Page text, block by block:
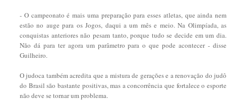
- O campeonato é mais uma preparação para esses atletas, que ainda nem
estão no auge para os Jogos, daqui a um mês e meio. Na Olimpíada, as
conquistas anteriores não pesam tanto, porque tudo se decide em um dia.
Não dá para ter agora um parâmetro para o que pode acontecer - disse
Guilheiro.
O judoca também acredita que a mistura de gerações e a renovação do judô
do Brasil são bastante positivas, mas a concorrência que fortalece o esporte
não deve se tornar um problema.